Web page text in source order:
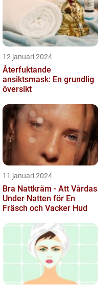
12 januari 2024
Återfuktande
ansiktsmask: En grundlig
översikt
11 januari 2024
Bra Nattkräm - Att Vårdas
Under Natten för En
Fräsch och Vacker Hud